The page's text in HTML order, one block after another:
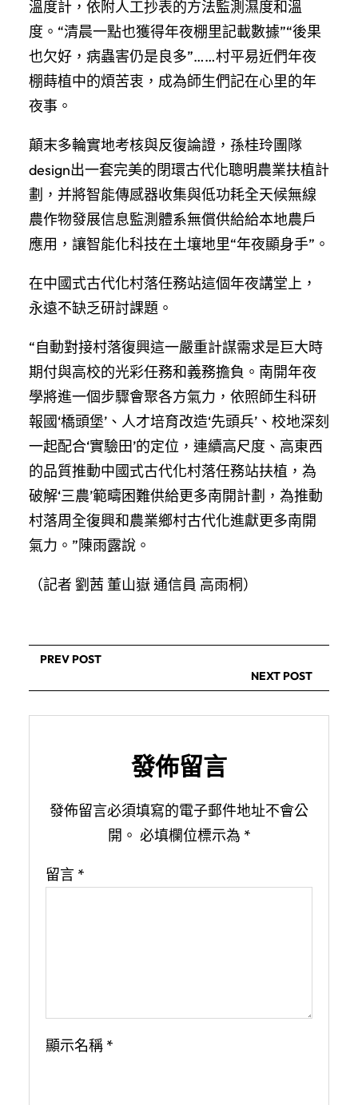
溫度計，依附人工抄表的方法監測濕度和溫
度。“清晨一點也獲得年夜棚里記載數據”“後果
也欠好，病蟲害仍是良多”……村平易近們年夜
棚蒔植中的煩苦衷，成為師生們記在心里的年
夜事。
顛末多輪實地考核與反復論證，孫桂玲團隊
design出一套完美的閉環古代化聰明農業扶植計
劃，并將智能傳感器收集與低功耗全天候無線
農作物發展信息監測體系無償供給給本地農戶
應用，讓智能化科技在土壤地里“年夜顯身手”。
在中國式古代化村落任務站這個年夜講堂上，
永遠不缺乏研討課題。
“自動對接村落復興這一嚴重計謀需求是巨大時
期付與高校的光彩任務和義務擔負。南開年夜
學將進一個步驟會聚各方氣力，依照師生科研
報國‘橋頭堡’、人才培育改造‘先頭兵’、校地深刻
一起配合‘實驗田’的定位，連續高尺度、高東西
的品質推動中國式古代化村落任務站扶植，為
破解‘三農’範疇困難供給更多南開計劃，為推動
村落周全復興和農業鄉村古代化進獻更多南開
氣力。”陳雨露說。
（記者 劉茜 董山嶽 通信員 高雨桐）
PREV POST
NEXT POST
發佈留言
發佈留言必須填寫的電子郵件地址不會公
開。 必填欄位標示為 *
留言 *
顯示名稱 *